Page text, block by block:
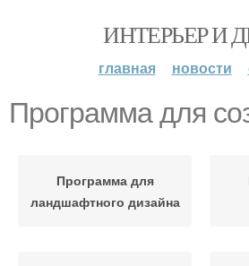
ИНТЕРЬЕР И
главная новости
Программа для
Программа для
ландшафтного дизайна